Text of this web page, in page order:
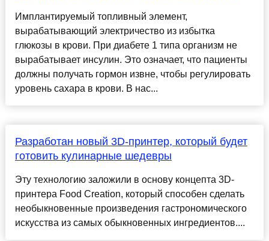
Имплантируемый топливный элемент,
вырабатывающий электричество из избытка
глюкозы в крови. При диабете 1 типа организм не
вырабатывает инсулин. Это означает, что пациенты
должны получать гормон извне, чтобы регулировать
уровень сахара в крови. В нас...
Разработан новый 3D-принтер, который будет
готовить кулинарные шедевры
Эту технологию заложили в основу концепта 3D-
принтера Foоd Crеation, который способен сделать
необыкновенные произведения гастрономичеcкого
искуcства из самых обыкновенных ингредиентов....